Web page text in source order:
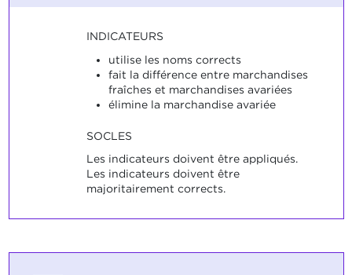
INDICATEURS
utilise les noms corrects
fait la différence entre marchandises
fraîches et marchandises avariées
élimine la marchandise avariée
SOCLES
Les indicateurs doivent être appliqués.
Les indicateurs doivent être
majoritairement corrects.